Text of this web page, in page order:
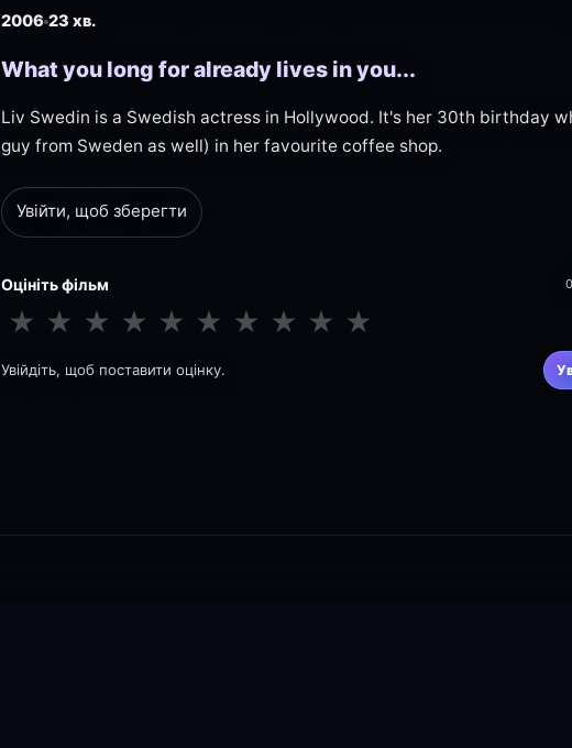
2006 23 хв.
What you long for already lives in you...
Liv Swedin is a Swedish actress in Hollywood. It's her 30th birthday
guy from Sweden as well) in her favourite coffee shop.
Увійти, щоб зберегти
Оцініть фільм
★ ★ ★ ★ ★ ★ ★ ★ ★ ★
Увійдіть, щоб поставити оцінку.